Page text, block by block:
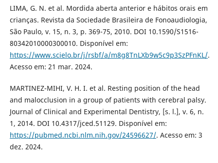
LIMA, G. N. et al. Mordida aberta anterior e hábitos orais em
crianças. Revista da Sociedade Brasileira de Fonoaudiologia,
São Paulo, v. 15, n. 3, p. 369-75, 2010. DOI 10.1590/S1516-
80342010000300010. Disponível em:
https://www.scielo.br/j/rsbf/a/m8g8TnLXb9w5c9p3SzPFnKL/.
Acesso em: 21 mar. 2024.
MARTINEZ-MIHI, V. H. I. et al. Resting position of the head
and malocclusion in a group of patients with cerebral palsy.
Journal of Clinical and Experimental Dentistry, [s. l.], v. 6, n.
1, 2014. DOI 10.4317/jced.51129. Disponível em:
https://pubmed.ncbi.nlm.nih.gov/24596627/. Acesso em: 3
dez. 2024.